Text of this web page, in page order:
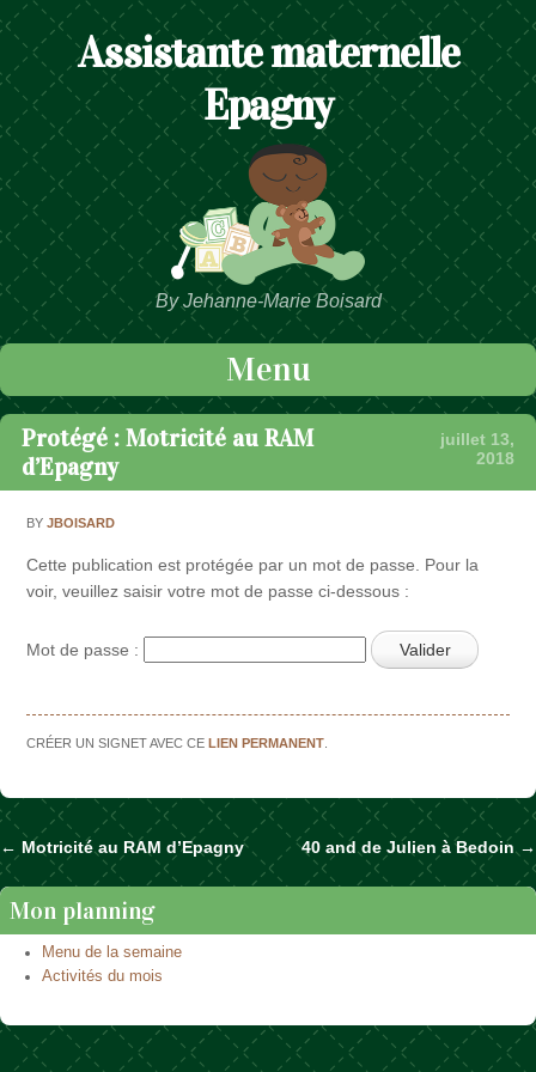
Assistante maternelle
Epagny
By Jehanne-Marie Boisard
Menu
Passer au contenu
Protégé : Motricité au RAM
d’Epagny
juillet 13,
2018
BYJBOISARD
Cette publication est protégée par un mot de passe. Pour la
voir, veuillez saisir votre mot de passe ci-dessous :
Mot de passe :
CRÉER UN SIGNET AVEC CELIEN PERMANENT
Naviguer dans les articles
← Motricité au RAM d’Epagny 40 and de Julien à Bedoin →
Mon planning
Menu de la semaine
Activités du mois